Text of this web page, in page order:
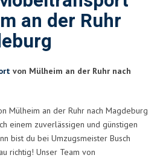
an der Ruhr
von Mülheim an der Ruhr nach
Mülheim an der Ruhr nach Magdeburg
einem zuverlässigen und günstigen
bist du bei Umzugsmeister Busch
richtig! Unser Team von